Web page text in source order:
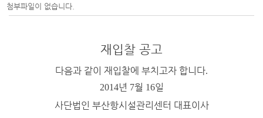
첨부파일이 없습니다.
재입찰 공고
다음과 같이 재입찰에 부치고자 합니다.
2014년 7월 16일
사단법인 부산항시설관리센터 대표이사